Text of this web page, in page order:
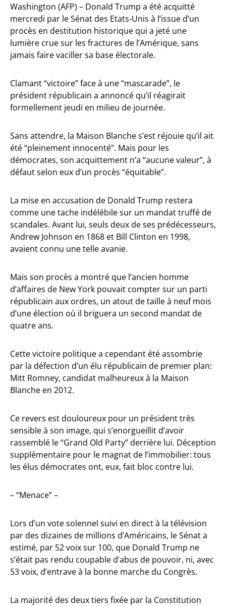
Washington (AFP) – Donald Trump a été acquitté
mercredi par le Sénat des Etats-Unis à l’issue d’un
procès en destitution historique qui a jeté une
lumière crue sur les fractures de l’Amérique, sans
jamais faire vaciller sa base électorale.
Clamant “victoire” face à une “mascarade”, le
président républicain a annoncé qu’il réagirait
formellement jeudi en milieu de journée.
Sans attendre, la Maison Blanche s’est réjouie qu’il ait
été “pleinement innocenté”. Mais pour les
démocrates, son acquittement n’a “aucune valeur”, à
défaut selon eux d’un procès “équitable”.
La mise en accusation de Donald Trump restera
comme une tache indélébile sur un mandat truffé de
scandales. Avant lui, seuls deux de ses prédécesseurs,
Andrew Johnson en 1868 et Bill Clinton en 1998,
avaient connu une telle avanie.
Mais son procès a montré que l’ancien homme
d’affaires de New York pouvait compter sur un parti
républicain aux ordres, un atout de taille à neuf mois
d’une élection où il briguera un second mandat de
quatre ans.
Cette victoire politique a cependant été assombrie
par la défection d’un élu républicain de premier plan:
Mitt Romney, candidat malheureux à la Maison
Blanche en 2012.
Ce revers est douloureux pour un président très
sensible à son image, qui s’enorgueillit d’avoir
rassemblé le “Grand Old Party” derrière lui. Déception
supplémentaire pour le magnat de l’immobilier: tous
les élus démocrates ont, eux, fait bloc contre lui.
– “Menace” –
Lors d’un vote solennel suivi en direct à la télévision
par des dizaines de millions d’Américains, le Sénat a
estimé, par 52 voix sur 100, que Donald Trump ne
s’était pas rendu coupable d’abus de pouvoir, ni, avec
53 voix, d’entrave à la bonne marche du Congrès.
La majorité des deux tiers fixée par la Constitution